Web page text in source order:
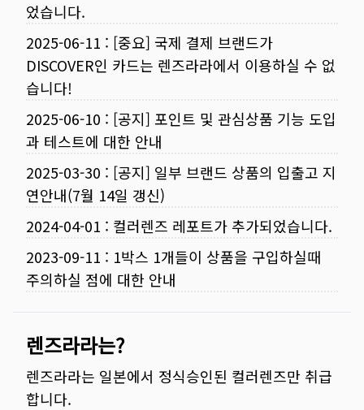
었습니다.
2025-06-11 : [중요] 국제 결제 브랜드가
DISCOVER인 카드는 렌즈라라에서 이용하실 수 없
습니다!
2025-06-10 : [공지] 포인트 및 관심상품 기능 도입
과 테스트에 대한 안내
2025-03-30 : [공지] 일부 브랜드 상품의 입출고 지
연안내(7월 14일 갱신)
2024-04-01 : 컬러렌즈 레포트가 추가되었습니다.
2023-09-11 : 1박스 1개들이 상품을 구입하실때
주의하실 점에 대한 안내
렌즈라라는?
렌즈라라는 일본에서 정식승인된 컬러렌즈만 취급
합니다.